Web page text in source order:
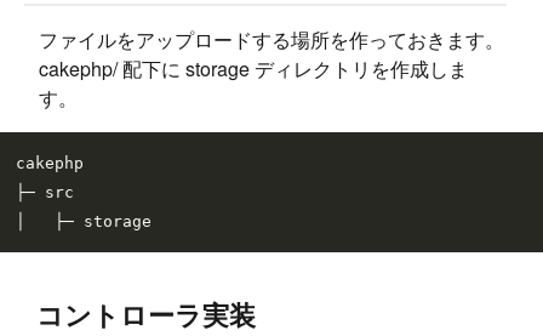
ファイルをアップロードする場所を作っておきます。
cakephp/ 配下に storage ディレクトリを作成しま
す。
cakephp
├─ src
コントローラ実装